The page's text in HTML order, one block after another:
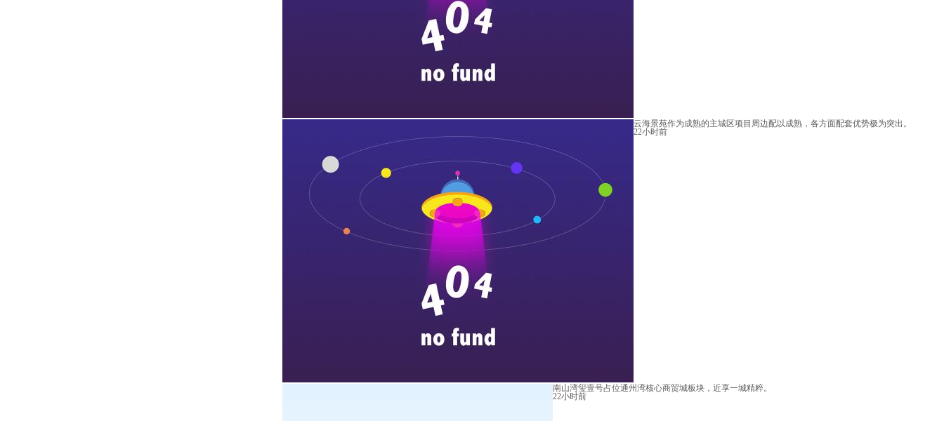
云海景苑作为成熟的主城区项目周边配以成熟，各方面配套优势极为突出。
22小时前
南山湾玺壹号占位通州湾核心商贸城板块，近享一城精粹。
22小时前